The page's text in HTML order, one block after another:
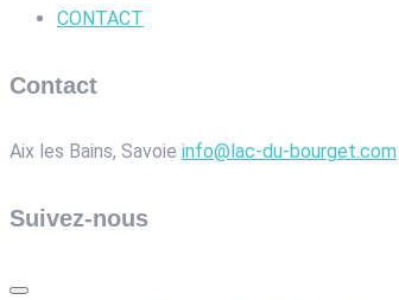
CONTACT
Contact
Aix les Bains, Savoie info@lac-du-bourget.com
Suivez-nous